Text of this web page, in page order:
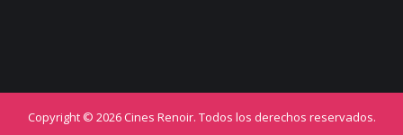
Copyright © 2026 Cines Renoir. Todos los derechos reservados.